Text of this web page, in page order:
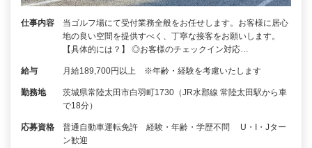
仕事内容
当ゴルフ場にて受付業務全般をお任せします。お客様に居心
地の良い空間を提供すべく、丁寧な接客をお願いします。
【具体的には？】 ◎お客様のチェックイン対応…
給与 月給189,700円以上 ※年齢・経験を考慮いたします
勤務地
茨城県常陸太田市白羽町1730（JR水郡線 常陸太田駅から車
で18分）
応募資格
普通自動車運転免許 経験・年齢・学歴不問 U・I・Jター
ン歓迎